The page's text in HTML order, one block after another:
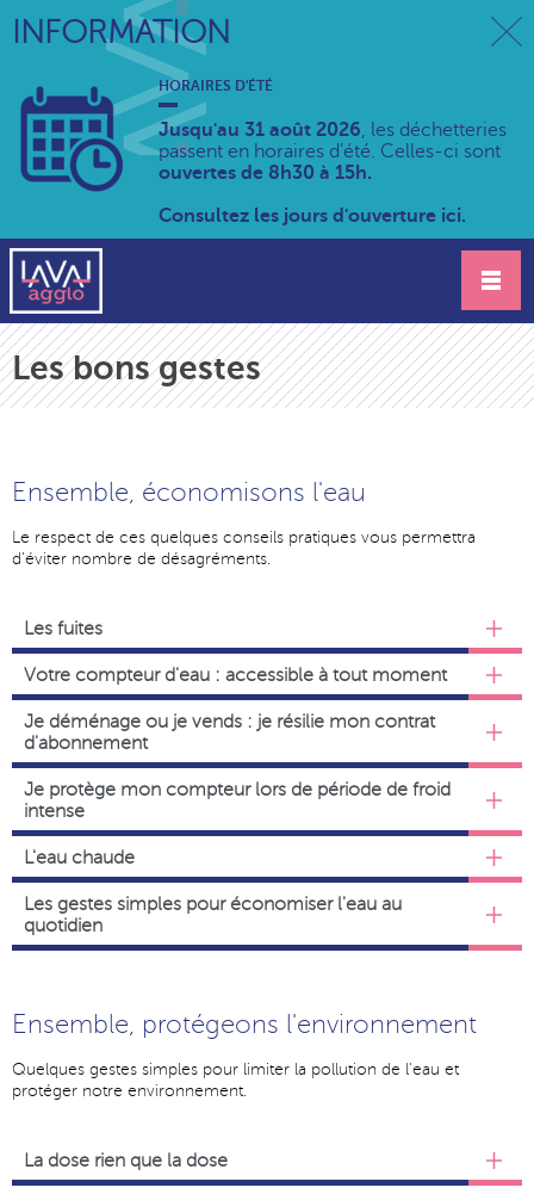
INFORMATION
HORAIRES D'ÉTÉ
Jusqu'au 31 août 2026, les déchetteries
passent en horaires d'été. Celles-ci sont
ouvertes de 8h30 à 15h.
Consultez les jours d'ouverture ici.
Les bons gestes
Ensemble, économisons l'eau
Le respect de ces quelques conseils pratiques vous permettra
d'éviter nombre de désagréments.
Les fuites
Votre compteur d'eau : accessible à tout moment
Je déménage ou je vends : je résilie mon contrat
d'abonnement
Je protège mon compteur lors de période de froid
intense
L'eau chaude
Les gestes simples pour économiser l'eau au
quotidien
Ensemble, protégeons l'environnement
Quelques gestes simples pour limiter la pollution de l'eau et
protéger notre environnement.
La dose rien que la dose